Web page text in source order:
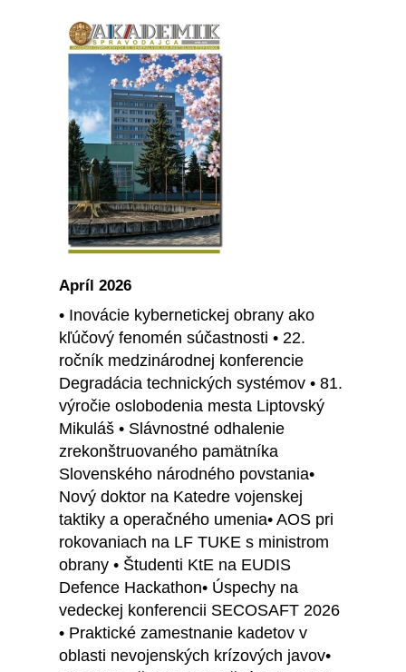
Apríl 2026
• Inovácie kybernetickej obrany ako
kľúčový fenomén súčastnosti • 22.
ročník medzinárodnej konferencie
Degradácia technických systémov • 81.
výročie oslobodenia mesta Liptovský
Mikuláš • Slávnostné odhalenie
zrekonštruovaného pamätníka
Slovenského národného povstania•
Nový doktor na Katedre vojenskej
taktiky a operačného umenia• AOS pri
rokovaniach na LF TUKE s ministrom
obrany • Študenti KtE na EUDIS
Defence Hackathon• Úspechy na
vedeckej konferencii SECOSAFT 2026
• Praktické zamestnanie kadetov v
oblasti nevojenských krízových javov•